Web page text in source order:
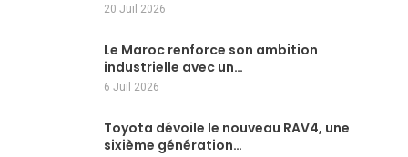
20 Juil 2026
Le Maroc renforce son ambition
industrielle avec un…
6 Juil 2026
Toyota dévoile le nouveau RAV4, une
sixième génération…